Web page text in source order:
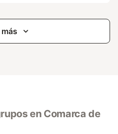
en Comarca de